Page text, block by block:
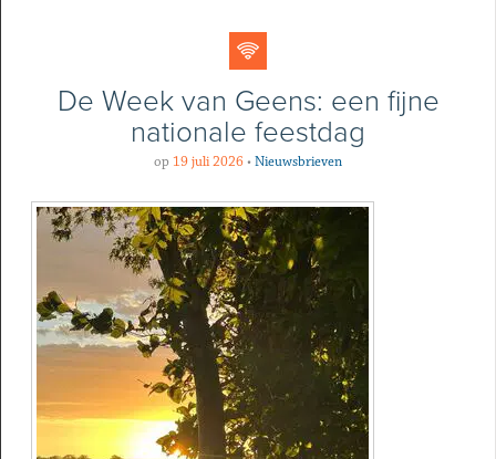
De Week van Geens: een fijne
nationale feestdag
op19 juli 2026•Nieuwsbrieven